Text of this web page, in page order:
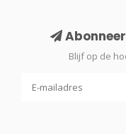
Blijf op de